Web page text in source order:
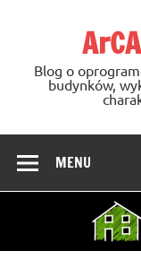
Blog o
budynków,
MENU